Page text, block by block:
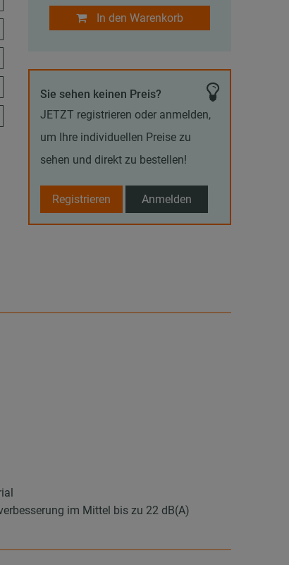
In den Warenkorb
Sie sehen keinen Preis?
JETZT registrieren oder anmelden,
um Ihre individuellen Preise zu
sehen und direkt zu bestellen!
Registrieren Anmelden
im Mittel bis zu 22 dB(A)